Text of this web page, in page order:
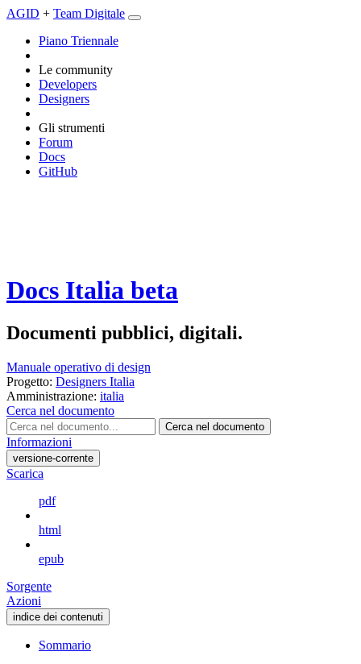
AGID + Team Digitale
Piano Triennale
Le community
Developers
Designers
Gli strumenti
Forum
Docs
GitHub
Docs Italia beta
Documenti pubblici, digitali.
Manuale operativo di design
Progetto: Designers Italia
Amministrazione: italia
Cerca nel documento
Cerca nel documento
Informazioni
versione-corrente
Scarica
pdf
html
epub
Sorgente
Azioni
indice dei contenuti
Sommario